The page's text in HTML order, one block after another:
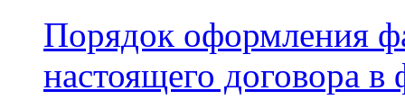
Порядок оформления
настоящего договора в